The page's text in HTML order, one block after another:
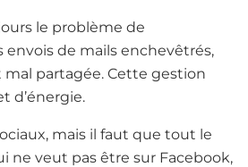
le problème de
envois de mails enchevêtrés,
mal partagée. Cette gestion
d’énergie.
mais il faut que tout le
ne veut pas être sur Facebook,